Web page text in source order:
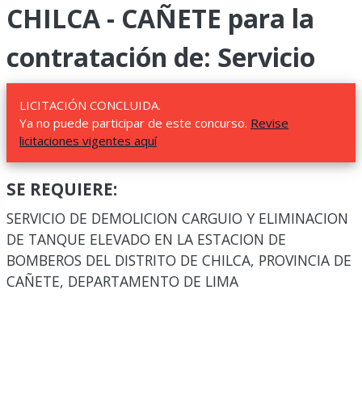
CHILCA - CAÑETE para la
contratación de: Servicio
LICITACIÓN CONCLUIDA.
Ya no puede participar de este concurso. Revise
licitaciones vigentes aquí
SE REQUIERE:
SERVICIO DE DEMOLICION CARGUIO Y ELIMINACION
DE TANQUE ELEVADO EN LA ESTACION DE
BOMBEROS DEL DISTRITO DE CHILCA, PROVINCIA DE
CAÑETE, DEPARTAMENTO DE LIMA